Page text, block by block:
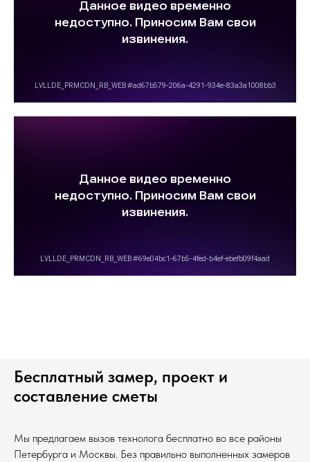
Бесплатный замер, проект и
составление сметы
Мы предлагаем вызов технолога бесплатно во все районы
Петербурга и Москвы. Без правильно выполненных замеров